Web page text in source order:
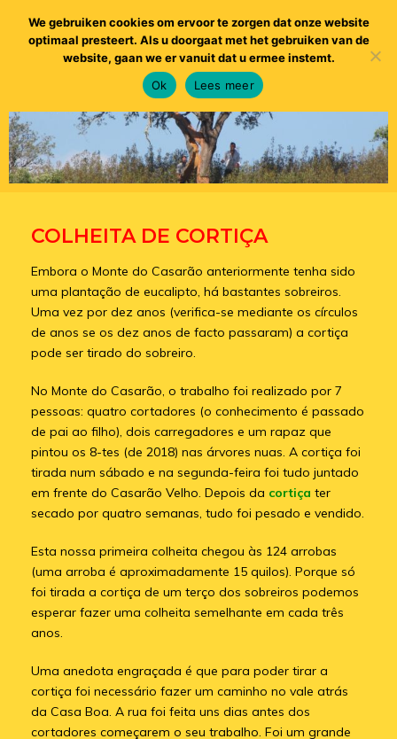
COLHEITA DE CORTIÇA
Embora o Monte do Casarão anteriormente tenha sido
uma plantação de eucalipto, há bastantes sobreiros.
Uma vez por dez anos (verifica-se mediante os círculos
de anos se os dez anos de facto passaram) a cortiça
pode ser tirado do sobreiro.
No Monte do Casarão, o trabalho foi realizado por 7
pessoas: quatro cortadores (o conhecimento é passado
de pai ao filho), dois carregadores e um rapaz que
pintou os 8-tes (de 2018) nas árvores nuas. A cortiça foi
tirada num sábado e na segunda-feira foi tudo juntado
em frente do Casarão Velho. Depois da cortiça ter
secado por quatro semanas, tudo foi pesado e vendido.
Esta nossa primeira colheita chegou às 124 arrobas
(uma arroba é aproximadamente 15 quilos). Porque só
foi tirada a cortiça de um terço dos sobreiros podemos
esperar fazer uma colheita semelhante em cada três
anos.
Uma anedota engraçada é que para poder tirar a
cortiça foi necessário fazer um caminho no vale atrás
da Casa Boa. A rua foi feita uns dias antes dos
cortadores começarem o seu trabalho. Foi um grande
We gebruiken cookies om ervoor te zorgen dat onze website
optimaal presteert. Als u doorgaat met het gebruiken van de
website, gaan we er vanuit dat u ermee instemt.
Ok
Lees meer